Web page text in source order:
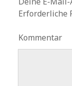
Erforderliche
Kommentar